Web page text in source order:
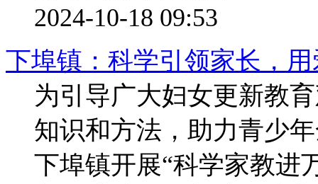
2024-10-18 09:53
下埠镇：科学引领家长，
为引导广大妇女更新教
知识和方法，助力青少
下埠镇开展“科学家教进